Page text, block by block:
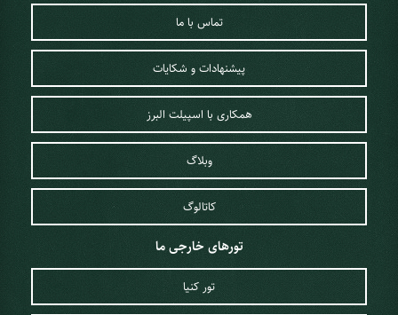
تماس با ما
پیشنهادات و شکایات
همکاری با اسپیلت البرز
وبلاگ
کاتالوگ
تورهای خارجی ما
تور کنیا